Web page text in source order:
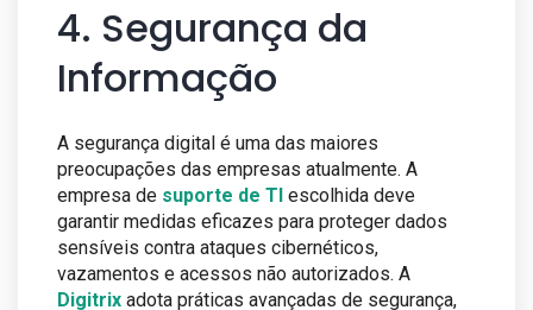
4. Segurança da
Informação
A segurança digital é uma das maiores
preocupações das empresas atualmente. A
empresa de suporte de TI escolhida deve
garantir medidas eficazes para proteger dados
sensíveis contra ataques cibernéticos,
vazamentos e acessos não autorizados. A
Digitrix adota práticas avançadas de segurança,